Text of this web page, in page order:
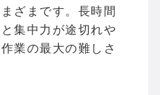
ざまです。長時間
集中力が途切れや
業の最大の難しさ